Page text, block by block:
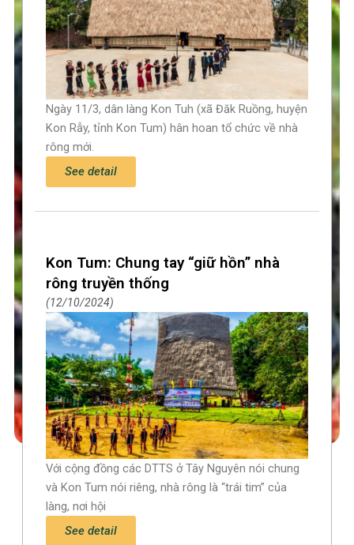
Ngày 11/3, dân làng Kon Tuh (xã Đăk Ruồng, huyện
Kon Rẫy, tỉnh Kon Tum) hân hoan tổ chức về nhà
rông mới.
See detail
Kon Tum: Chung tay “giữ hồn” nhà
rông truyền thống
12/10/2024
Với cộng đồng các DTTS ở Tây Nguyên nói chung
và Kon Tum nói riêng, nhà rông là “trái tim” của
làng, nơi hội
See detail